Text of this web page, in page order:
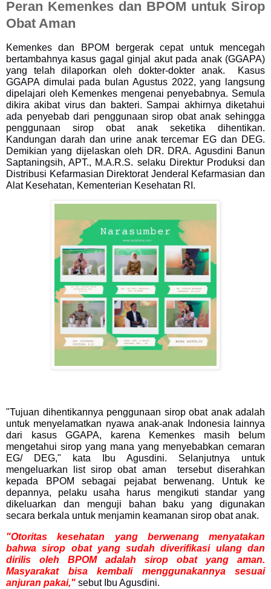
Peran Kemenkes dan BPOM untuk Sirop
Obat Aman
Kemenkes dan BPOM bergerak cepat untuk mencegah
bertambahnya kasus gagal ginjal akut pada anak (GGAPA)
yang telah dilaporkan oleh dokter-dokter anak. Kasus
GGAPA dimulai pada bulan Agustus 2022, yang langsung
dipelajari oleh Kemenkes mengenai penyebabnya. Semula
dikira akibat virus dan bakteri. Sampai akhirnya diketahui
ada penyebab dari penggunaan sirop obat anak sehingga
penggunaan sirop obat anak seketika dihentikan.
Kandungan darah dan urine anak tercemar EG dan DEG.
Demikian yang dijelaskan oleh DR. DRA. Agusdini Banun
Saptaningsih, APT., M.A.R.S. selaku Direktur Produksi dan
Distribusi Kefarmasian Direktorat Jenderal Kefarmasian dan
Alat Kesehatan, Kementerian Kesehatan RI.
"Tujuan dihentikannya penggunaan sirop obat anak adalah
untuk menyelamatkan nyawa anak-anak Indonesia lainnya
dari kasus GGAPA, karena Kemenkes masih belum
mengetahui sirop yang mana yang menyebabkan cemaran
EG/ DEG," kata Ibu Agusdini. Selanjutnya untuk
mengeluarkan list sirop obat aman tersebut diserahkan
kepada BPOM sebagai pejabat berwenang. Untuk ke
depannya, pelaku usaha harus mengikuti standar yang
dikeluarkan dan menguji bahan baku yang digunakan
secara berkala untuk menjamin keamanan sirop obat anak.
"Otoritas kesehatan yang berwenang menyatakan
bahwa sirop obat yang sudah diverifikasi ulang dan
dirilis oleh BPOM adalah sirop obat yang aman.
Masyarakat bisa kembali menggunakannya sesuai
anjuran pakai," sebut Ibu Agusdini.